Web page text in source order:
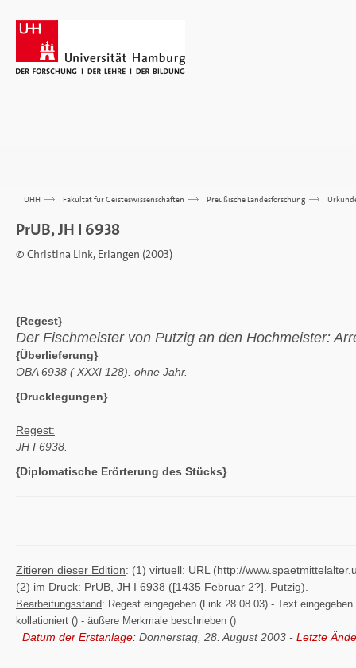
UHH >>> Fakultät für Geisteswissenschaften >>> Preußische Landesforschung >>>
PrUB, JH I 6938
© Christina Link, Erlangen (2003)
{Regest}
Der Fischmeister von Putzig an den Hochmeister:
{Überlieferung}
OBA 6938 ( XXXI 128). ohne Jahr.
{Drucklegungen}
Regest:
JH I 6938.
{Diplomatische Erörterung des Stücks}
Zitieren dieser Edition: (1) virtuell: URL (http://
(2) im Druck: PrUB, JH I 6938 ([1435 Februar 2?]. Putzig).
Bearbeitungsstand: Regest eingegeben (Link 28.08.03) - Text
kollationiert () - äußere Merkmale beschrieben ()
Datum der Erstanlage: Donnerstag, 28. August 2003 - Letzte